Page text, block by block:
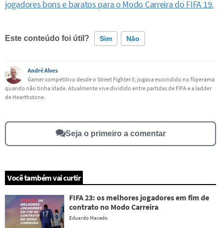
jogadores bons e baratos para o Modo Carreira do FIFA 19.
Este conteúdo foi útil? Sim Não
Este conteúdo contém informação incorreta
Este conteúdo não tem a informação que procuro
André Alves
Gamer competitivo desde o Street Fighter II, jogava escondido no fliperama
quando não tinha idade. Atualmente vive dividido entre partidas de FIFA e a ladder
de Hearthstone.
Seja o primeiro a comentar
Você também vai curtir
FIFA 23: os melhores jogadores em fim de
contrato no Modo Carreira
Eduardo Macedo